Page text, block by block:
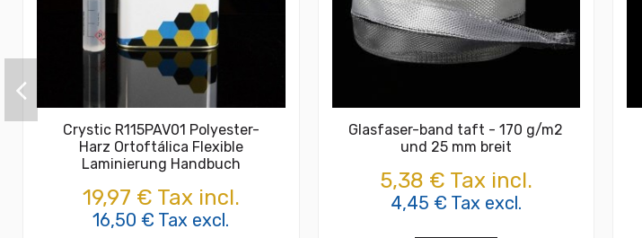
Crystic R115PAV01 Polyester-
Harz Ortoftálica Flexible
Laminierung Handbuch
19,97 € Tax incl.
16,50 € Tax excl.
Glasfaser-band taft - 170 g/m2
und 25 mm breit
5,38 € Tax incl.
4,45 € Tax excl.